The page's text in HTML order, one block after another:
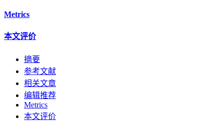
Metrics
本文评价
摘要
参考文献
相关文章
编辑推荐
Metrics
本文评价